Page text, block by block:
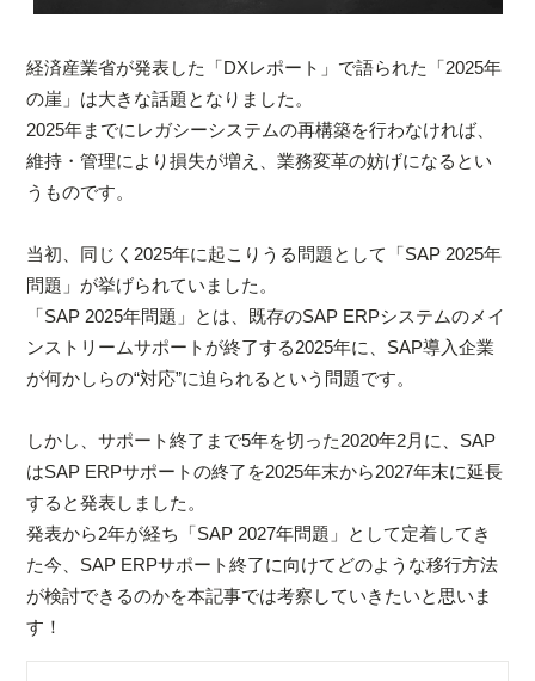
経済産業省が発表した「DXレポート」で語られた「2025年
の崖」は大きな話題となりました。
2025年までにレガシーシステムの再構築を行わなければ、
維持・管理により損失が増え、業務変革の妨げになるとい
うものです。
当初、同じく2025年に起こりうる問題として「SAP 2025年
問題」が挙げられていました。
「SAP 2025年問題」とは、既存のSAP ERPシステムのメイ
ンストリームサポートが終了する2025年に、SAP導入企業
が何かしらの“対応”に迫られるという問題です。
しかし、サポート終了まで5年を切った2020年2月に、SAP
はSAP ERPサポートの終了を2025年末から2027年末に延長
すると発表しました。
発表から2年が経ち「SAP 2027年問題」として定着してき
た今、SAP ERPサポート終了に向けてどのような移行方法
が検討できるのかを本記事では考察していきたいと思いま
す！